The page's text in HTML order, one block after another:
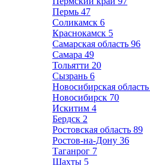
Пермь 47
Соликамск 6
Краснокамск 5
Самарская область 96
Самара 49
Тольятти 20
Сызрань 6
Новосибирская область
Новосибирск 70
Искитим 4
Бердск 2
Ростовская область 89
Ростов-на-Дону 36
Таганрог 7
Шахты 5